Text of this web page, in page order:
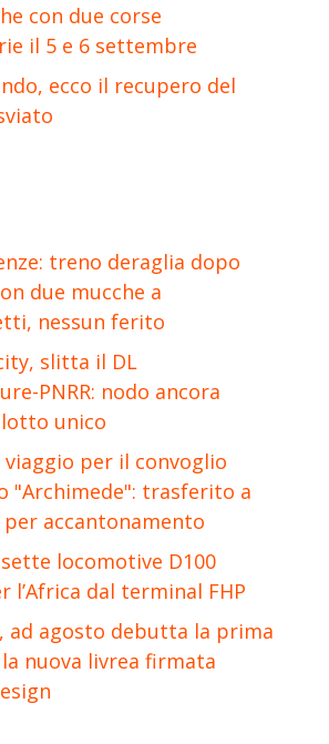
con due corse
il 5 e 6 settembre
ecco il recupero del
treno deraglia dopo
due mucche a
nessun ferito
slitta il DL
PNRR: nodo ancora
unico
viaggio per il convoglio
"Archimede": trasferito a
per accantonamento
locomotive D100
l’Africa dal terminal FHP
ad agosto debutta la prima
la nuova livrea firmata